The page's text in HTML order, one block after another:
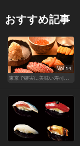
おすすめ記事
Vol.14
東京で確実に美味い寿司はここだ！